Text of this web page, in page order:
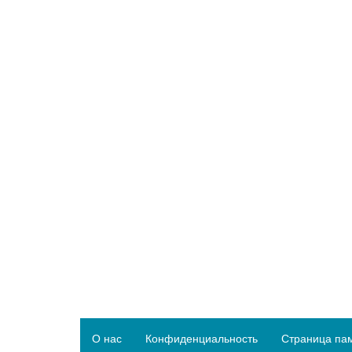
О нас Конфиденциальность Страница